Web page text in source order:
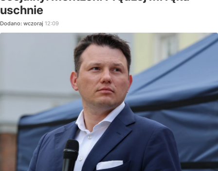
uschnie
Dodano: wczoraj 12:09